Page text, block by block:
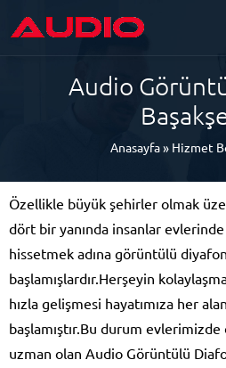
Audio
Anasayfa» Hizmet
Özellikle büyük şehirler olmak
dört bir yanında insanlar
hissetmek adına görüntülü
başlamışlardır.Herşeyin
hızla gelişmesi hayatımıza her
başlamıştır.Bu durum
uzman olan Audio Görüntülü